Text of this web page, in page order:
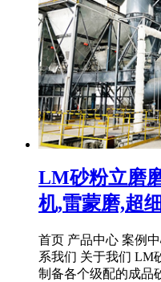
LM砂粉立磨
机,雷蒙磨,超
首页 产品中心 案例
系我们 关于我们 LM
制备各个级配的成品